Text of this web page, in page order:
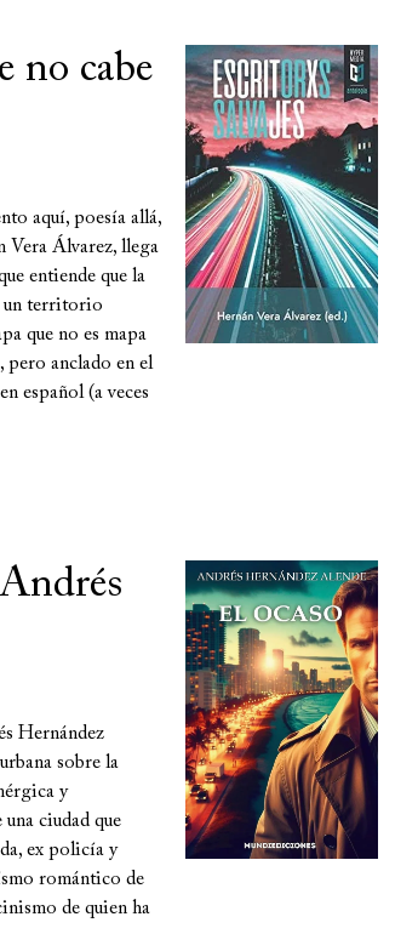
no cabe
aquí, poesía allá,
Vera Álvarez, llega
entiende que la
un territorio
que no es mapa
anclado en el
español (a veces
Hernández
sobre la
y
ciudad que
ex policía y
romántico de
de quien ha